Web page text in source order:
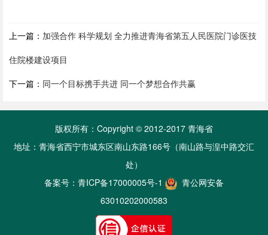
上一篇： 加强合作 科学规划 全力推进青海省第五人民医院门诊医技
住院楼建设项目
下一篇： 同一个目标携手共进 同一个梦想合作共赢
版权所有：Copyright © 2012-2017 青海省
地址：青海省西宁市城东区南山东路166号（南山路与湟中路交汇
处）
备案号： 青ICP备17000005号-1
青公网安备
63010202000583